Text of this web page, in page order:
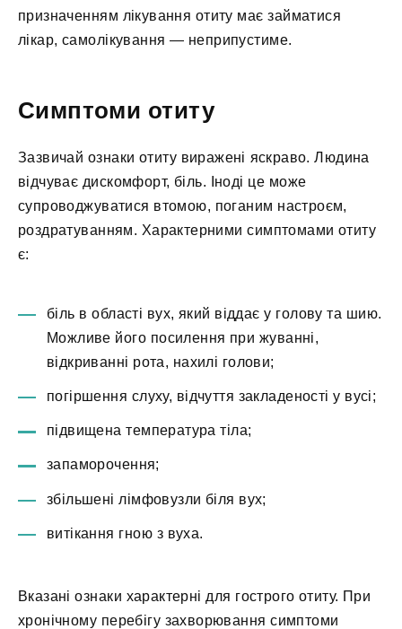
призначенням лікування отиту має займатися
лікар, самолікування — неприпустиме.
Симптоми отиту
Зазвичай ознаки отиту виражені яскраво. Людина
відчуває дискомфорт, біль. Іноді це може
супроводжуватися втомою, поганим настроєм,
роздратуванням. Характерними симптомами отиту
є:
біль в області вух, який віддає у голову та шию.
Можливе його посилення при жуванні,
відкриванні рота, нахилі голови;
погіршення слуху, відчуття закладеності у вусі;
підвищена температура тіла;
запаморочення;
збільшені лімфовузли біля вух;
витікання гною з вуха.
Вказані ознаки характерні для гострого отиту. При
хронічному перебігу захворювання симптоми